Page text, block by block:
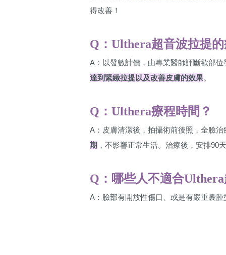
得改善！
Q：Ulthera超音波拉提
A：以發數計價，由專業醫師評斷欲部位
達到緊緻拉提以及改善皮膚的效果。
Q：Ulthera療程時間？
A：皮膚清潔後，拍攝術前後照，全臉治
期 ，不影響正常生活。治療後，安排90
Q：哪些人不適合
A：臉部有開放性傷口、或是有嚴重囊